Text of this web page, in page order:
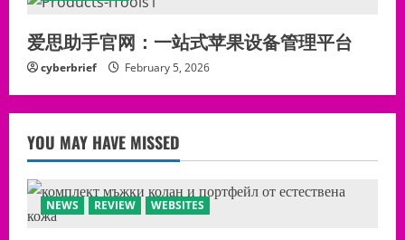
爱思助手官网：一站式苹果设备管理平台
cyberbrief February 5, 2026
YOU MAY HAVE MISSED
NEWS REVIEW WEBSITES